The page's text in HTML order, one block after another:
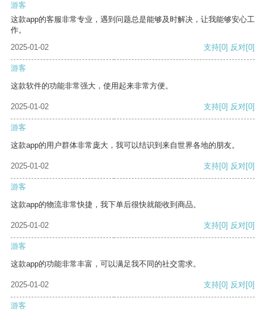
游客
这款app的客服非常专业，遇到问题总是能够及时解决，让我能够安心工
作。
2025-01-02
支持[0] 反对[0]
游客
这款软件的功能非常强大，使用起来非常方便。
2025-01-02 支持[0] 反对[0]
游客
这款app的用户群体非常庞大，我可以结识到来自世界各地的朋友。
2025-01-02 支持[0] 反对[0]
游客
这款app的物流非常快捷，我下单后很快就能收到商品。
2025-01-02 支持[0] 反对[0]
游客
这款app的功能非常丰富，可以满足我不同的社交需求。
2025-01-02 支持[0] 反对[0]
游客